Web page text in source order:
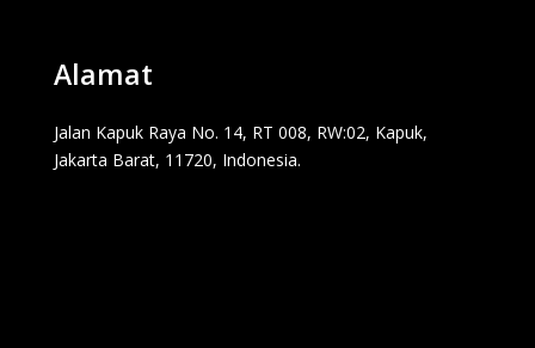
Alamat
Jalan Kapuk Raya No. 14, RT 008, RW:02, Kapuk,
Jakarta Barat, 11720, Indonesia.